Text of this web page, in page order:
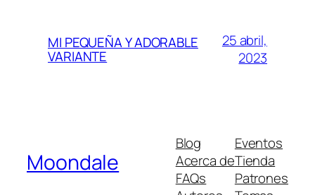
MI PEQUEÑA Y ADORABLE
VARIANTE
25 abril,
2023
Moondale
Blog
Acerca de
FAQs
Eventos
Tienda
Patrones